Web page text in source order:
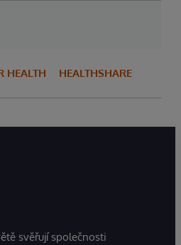
HEALTH HEALTHSHARE
svěřují společnosti